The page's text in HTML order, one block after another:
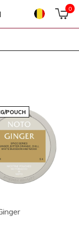
0
POUCH